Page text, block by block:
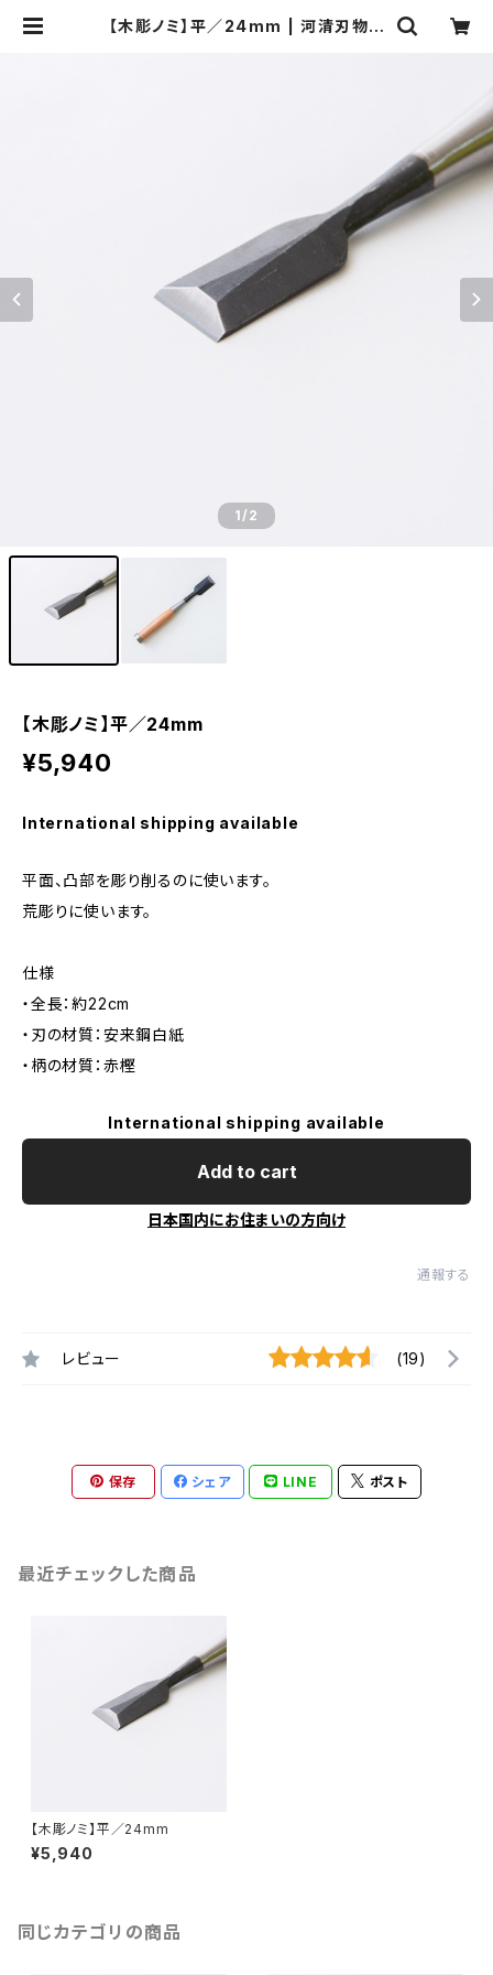
【木彫ノミ】平／24mm | 河清刃物オ
1/2
【木彫ノミ】平／24mm
¥5,940
International shipping available
平面、凸部を彫り削るのに使います。
荒彫りに使います。
仕様
・全長：約22cm
・刃の材質：安来鋼白紙
・柄の材質：赤樫
International shipping available
Add to cart
日本国内にお住まいの方向け
通報する
レビュー (19)
保存 シェア LINE ポスト
最近チェックした商品
【木彫ノミ】平／24mm
¥5,940
同じカテゴリの商品